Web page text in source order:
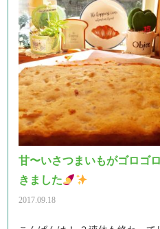
甘〜いさつまいもがゴロゴ
きました
2017.09.18